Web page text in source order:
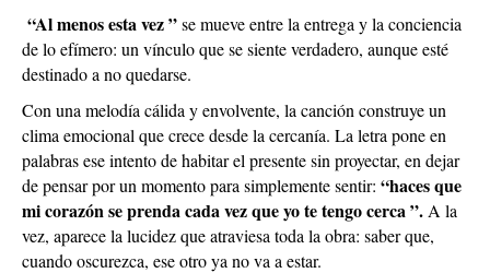
“Al menos esta vez ”se mueve entre la entrega y la conciencia
de lo efímero: un vínculo que se siente verdadero, aunque esté
destinado a no quedarse.
Con una melodía cálida y envolvente, la canción construye un
clima emocional que crece desde la cercanía. La letra pone en
palabras ese intento de habitar el presente sin proyectar, en dejar
de pensar por un momento para simplemente sentir: “haces que
mi corazón se prenda cada vez que yo te tengo cerca ”. A la
vez, aparece la lucidez que atraviesa toda la obra: saber que,
cuando oscurezca, ese otro ya no va a estar.